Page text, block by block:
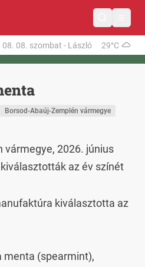
08. szombat - László 29°C
Borsod-Abaúj-Zemplén vármegye
vármegye, 2026. június
az év színét
kiválasztotta az
menta (spearmint),